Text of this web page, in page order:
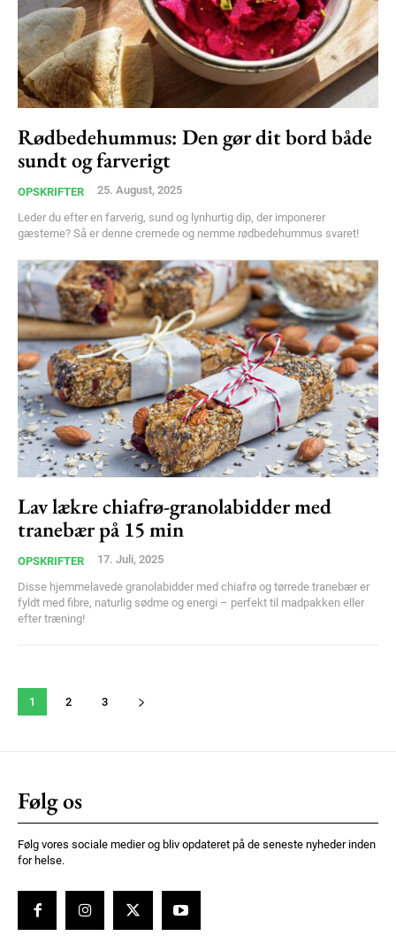
Donec quis est ac felis
Orci varius natoque dolor
YEARLY PRICING MONTHLY PRICING
Rødbedehummus: Den gør dit bord både
sundt og farverigt
OPSKRIFTER 25. August, 2025
Leder du efter en farverig, sund og lynhurtig dip, der imponerer
gæsterne? Så er denne cremede og nemme rødbedehummus svaret!
Lav lækre chiafrø-granolabidder med
tranebær på 15 min
OPSKRIFTER 17. Juli, 2025
Disse hjemmelavede granolabidder med chiafrø og tørrede tranebær er
fyldt med fibre, naturlig sødme og energi – perfekt til madpakken eller
efter træning!
1 2 3
Følg os
Følg vores sociale medier og bliv opdateret på de seneste nyheder inden
for helse.